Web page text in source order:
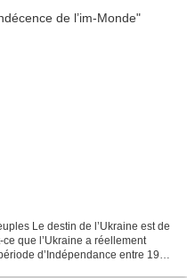
Le destin de l’Ukraine est de
que l’Ukraine a réellement
d’Indépendance entre 1917